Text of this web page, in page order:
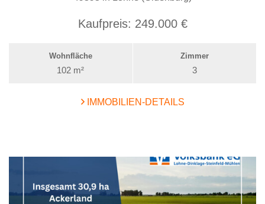
Kaufpreis: 249.000 €
Wohnfläche
102 m²
Zimmer
3
IMMOBILIEN-DETAILS